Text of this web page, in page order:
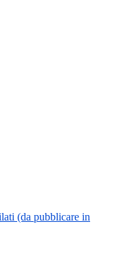
(da pubblicare in